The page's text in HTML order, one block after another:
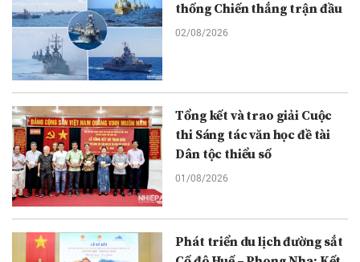
thống Chiến thắng trận đầu
02/08/2026
Tổng kết và trao giải Cuộc
thi Sáng tác văn học đề tài
Dân tộc thiểu số
01/08/2026
Phát triển du lịch đường sắt